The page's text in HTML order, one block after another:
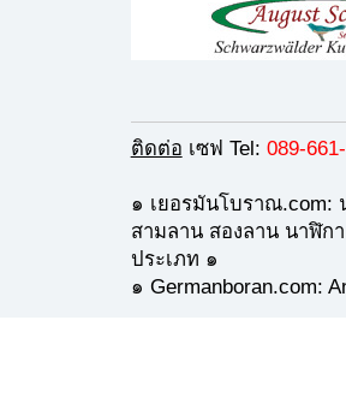
ติดต่อ เซฟ Tel: 089-
๑ เยอรมันโบราณ.com:
สามลาน สองลาน นาฬิก
ประเภท ๑
๑ Germanboran.com: